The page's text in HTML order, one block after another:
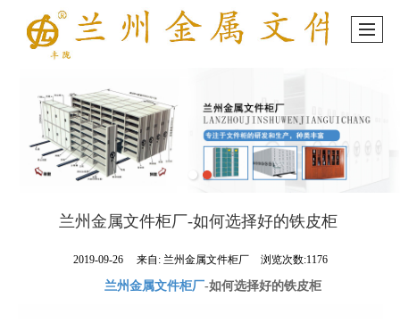
兰州金属文件柜厂-如何选择好的铁皮柜 ​
2019-09-26 来自: 兰州金属文件柜厂 浏览次数:1176
兰州金属文件柜厂-如何选择好的铁皮柜